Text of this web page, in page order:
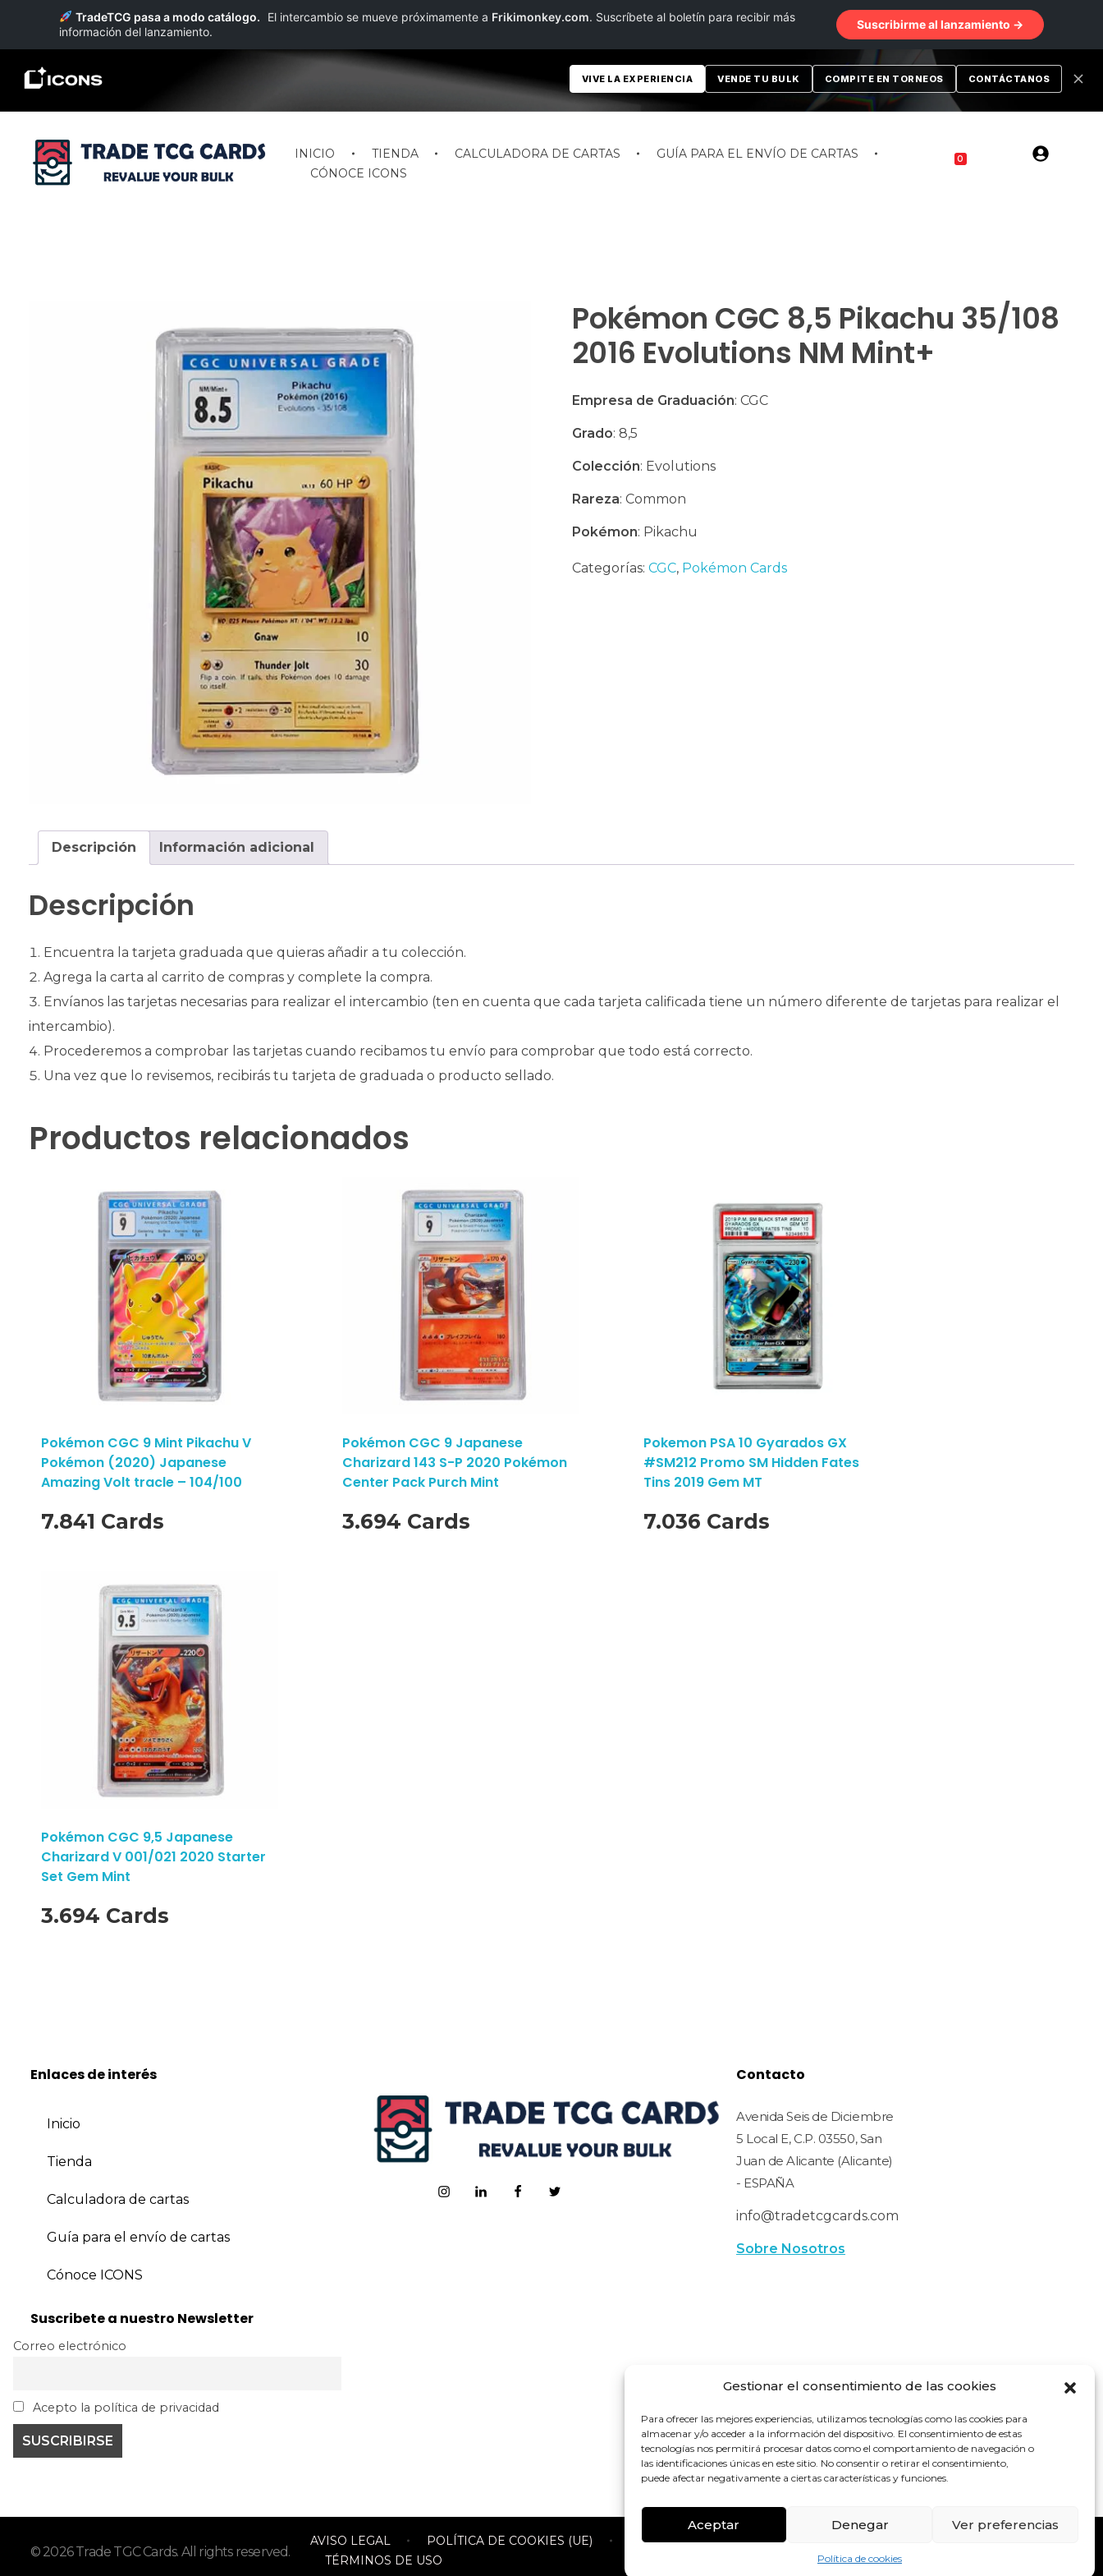
Gestionar el consentimiento de las cookies
Para ofrecer las mejores experiencias, utilizamos tecnologías como las cookies para
almacenar y/o acceder a la información del dispositivo. El consentimiento de estas
tecnologías nos permitirá procesar datos como el comportamiento de navegación o
las identificaciones únicas en este sitio. No consentir o retirar el consentimiento,
puede afectar negativamente a ciertas características y funciones.
Aceptar Denegar Ver preferencias
Política de cookies
INICIO TIENDA CALCULADORA DE CARTAS
GUÍA PARA EL ENVÍO DE CARTAS
CÓNOCE ICONS
0
TradeTCG pasa a modo catálogo. El intercambio se mueve próximamente a Frikimonkey.com. Suscríbete al boletín para recibir más
información del lanzamiento.
Suscribirme al lanzamiento →
VIVE LA EXPERIENCIA VENDE TU BULK COMPITE EN TORNEOS CONTÁCTANOS
Pokémon CGC 8,5 Pikachu 35/108
2016 Evolutions NM Mint+
Empresa de Graduación: CGC
Grado: 8,5
Colección: Evolutions
Rareza: Common
Pokémon: Pikachu
Categorías:CGC, Pokémon Cards
Descripción Información adicional
Descripción
Encuentra la tarjeta graduada que quieras añadir a tu colección.
Agrega la carta al carrito de compras y complete la compra.
Envíanos las tarjetas necesarias para realizar el intercambio (ten en cuenta que cada tarjeta calificada tiene un número diferente de tarjetas para realizar el
intercambio).
Procederemos a comprobar las tarjetas cuando recibamos tu envío para comprobar que todo está correcto.
Una vez que lo revisemos, recibirás tu tarjeta de graduada o producto sellado.
Productos relacionados
Pokémon CGC 9 Mint Pikachu V
Pokémon (2020) Japanese
Amazing Volt tracle – 104/100
7.841 Cards
Pokémon CGC 9 Japanese
Charizard 143 S-P 2020 Pokémon
Center Pack Purch Mint
3.694 Cards
Pokemon PSA 10 Gyarados GX
#SM212 Promo SM Hidden Fates
Tins 2019 Gem MT
7.036 Cards
Pokémon CGC 9,5 Japanese
Charizard V 001/021 2020 Starter
Set Gem Mint
3.694 Cards
Enlaces de interés
Inicio
Tienda
Calculadora de cartas
Guía para el envío de cartas
Cónoce ICONS
Suscribete a nuestro Newsletter
Correo electrónico
Acepto la política de privacidad
Contacto
Avenida Seis de Diciembre
5 Local E, C.P. 03550, San
Juan de Alicante (Alicante)
- ESPAÑA
info@tradetcgcards.com
Sobre Nosotros
© 2026 Trade TGC Cards. All rights reserved.
AVISO LEGAL POLÍTICA DE COOKIES (UE)
POLITICAS DE PRIVACIDAD
TÉRMINOS DE USO